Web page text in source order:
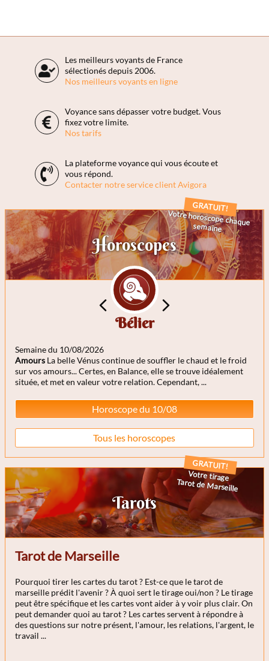
Les meilleurs voyants de France
sélectionés depuis 2006.
Nos meilleurs voyants en ligne
Voyance sans dépasser votre budget. Vous
fixez votre limite.
Nos tarifs
La plateforme voyance qui vous écoute et
vous répond.
Contacter notre service client Avigora
GRATUIT!
Votre horoscope chaque
semaine
Horoscopes
Bélier
Semaine du 10/08/2026
Amours La belle Vénus continue de souffler le chaud et le froid
sur vos amours... Certes, en Balance, elle se trouve idéalement
située, et met en valeur votre relation. Cependant, ...
Horoscope du 10/08
Tous les horoscopes
GRATUIT!
Votre tirage
Tarot de Marseille
Tarots
Tarot de Marseille
Pourquoi tirer les cartes du tarot ? Est-ce que le tarot de
marseille prédit l'avenir ? À quoi sert le tirage oui/non ? Le tirage
peut être spécifique et les cartes vont aider à y voir plus clair. On
peut demander quoi au tarot ? Les cartes servent à répondre à
des questions sur notre présent, l'amour, les relations, l'argent, le
travail ...